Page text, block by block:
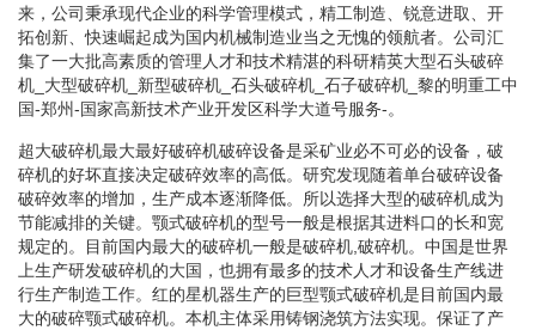
来，公司秉承现代企业的科学管理模式，精工制造、锐意进取、开
拓创新、快速崛起成为国内机械制造业当之无愧的领航者。公司汇
集了一大批高素质的管理人才和技术精湛的科研精英大型石头破碎
机_大型破碎机_新型破碎机_石头破碎机_石子破碎机_黎的明重工中
国-郑州-国家高新技术产业开发区科学大道号服务-。
超大破碎机最大最好破碎机破碎设备是采矿业必不可必的设备，破
碎机的好坏直接决定破碎效率的高低。研究发现随着单台破碎设备
破碎效率的增加，生产成本逐渐降低。所以选择大型的破碎机成为
节能减排的关键。颚式破碎机的型号一般是根据其进料口的长和宽
规定的。目前国内最大的破碎机一般是破碎机,破碎机。中国是世界
上生产研发破碎机的大国，也拥有最多的技术人才和设备生产线进
行生产制造工作。红的星机器生产的巨型颚式破碎机是目前国内最
大的破碎颚式破碎机。本机主体采用铸钢浇筑方法实现。保证了产